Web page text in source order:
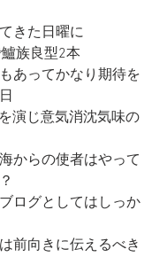
きた日曜に
族良型2本
あってかなり期待を
演じ意気消沈気味の
からの使者はやって
ログとしてはしっか
前向きに伝えるべき